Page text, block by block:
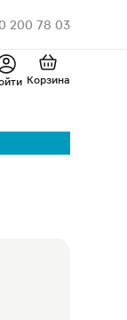
200 78 03
Корзина